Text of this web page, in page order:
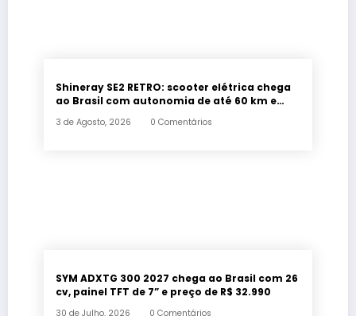
Shineray SE2 RETRO: scooter elétrica chega
ao Brasil com autonomia de até 60 km e
3 de Agosto, 2026 0 Comentários
SYM ADXTG 300 2027 chega ao Brasil com 26
cv, painel TFT de 7” e preço de R$ 32.990
30 de Julho, 2026 0 Comentários